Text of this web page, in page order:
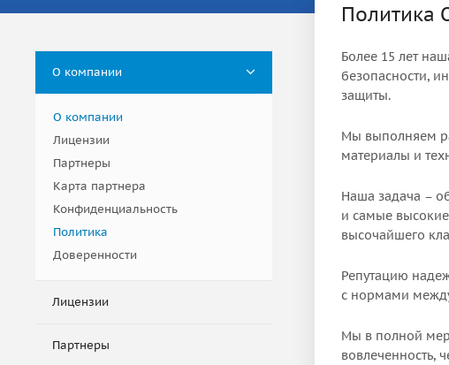
Политика
Более 15 лет
безопасности,
защиты.
Мы выполняем
материалы и
Наша задача –
и самые
высочайшего
Репутацию
с нормами
Мы в полной
вовлеченность,
О компании
О компании
Лицензии
Партнеры
Карта партнера
Конфиденциальность
Политика
Доверенности
Лицензии
Партнеры